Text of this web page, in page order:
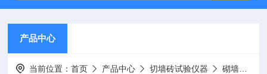
产品中心
当前位置：首页 产品中心 切墙砖试验仪器 砌墙砖抗折强度试验装置